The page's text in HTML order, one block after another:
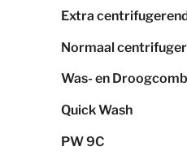
Extra
Normaal
Was- en
Quick Wash
PW 9C